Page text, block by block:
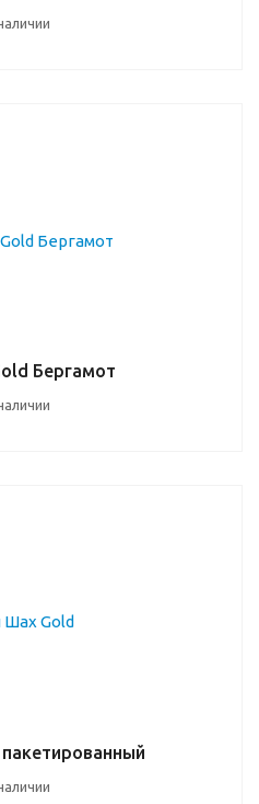
Бергамот